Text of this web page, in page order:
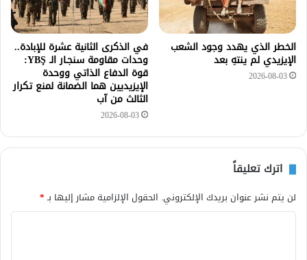
الخطر الذي يهدد وجود الشعب
الإيزيدي لم ينتهِ بعد
2026-08-03
في الذكرى الثانية عشرة للإبادة..
وحدات مقاومة سنجـار الـ YBŞ:
قوة الدفاع الذاتي ووحدة
الإيزيديين هما الضمانة لمنع تكرار
الثالث من آب
2026-08-03
اترك تعليقاً
لن يتم نشر عنوان بريدك الإلكتروني. الحقول الإلزامية مشار إليها بـ*